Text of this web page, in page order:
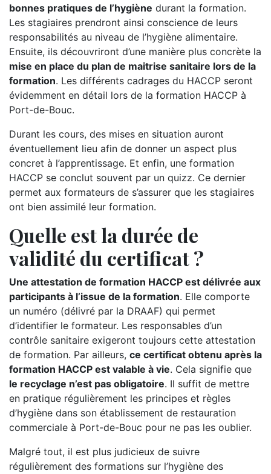
bonnes pratiques de l’hygiène durant la formation.
Les stagiaires prendront ainsi conscience de leurs
responsabilités au niveau de l’hygiène alimentaire.
Ensuite, ils découvriront d’une manière plus concrète la
mise en place du plan de maitrise sanitaire lors de la
formation. Les différents cadrages du HACCP seront
évidemment en détail lors de la formation HACCP à
Port-de-Bouc.
Durant les cours, des mises en situation auront
éventuellement lieu afin de donner un aspect plus
concret à l’apprentissage. Et enfin, une formation
HACCP se conclut souvent par un quizz. Ce dernier
permet aux formateurs de s’assurer que les stagiaires
ont bien assimilé leur formation.
Quelle est la durée de
validité du certificat ?
Une attestation de formation HACCP est délivrée aux
participants à l’issue de la formation. Elle comporte
un numéro (délivré par la DRAAF) qui permet
d’identifier le formateur. Les responsables d’un
contrôle sanitaire exigeront toujours cette attestation
de formation. Par ailleurs, ce certificat obtenu après la
formation HACCP est valable à vie. Cela signifie que
le recyclage n’est pas obligatoire. Il suffit de mettre
en pratique régulièrement les principes et règles
d’hygiène dans son établissement de restauration
commerciale à Port-de-Bouc pour ne pas les oublier.
Malgré tout, il est plus judicieux de suivre
régulièrement des formations sur l’hygiène des